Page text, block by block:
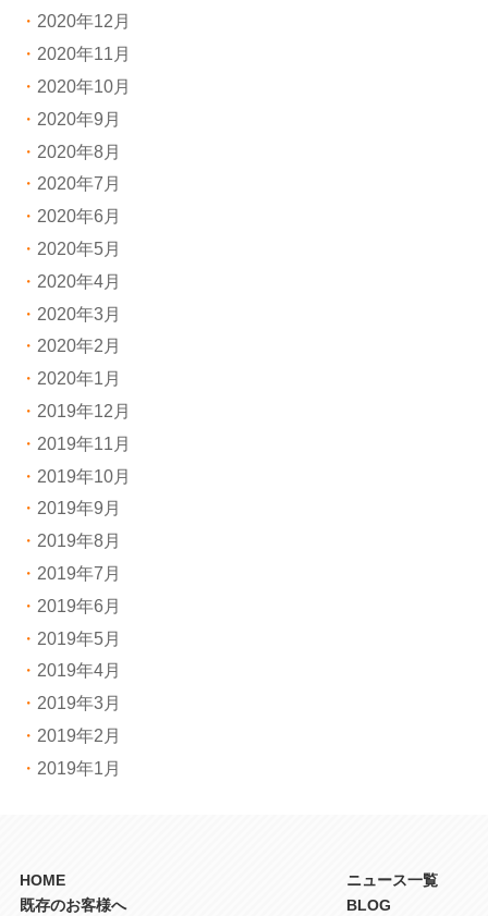
2020年12月
2020年11月
2020年10月
2020年9月
2020年8月
2020年7月
2020年6月
2020年5月
2020年4月
2020年3月
2020年2月
2020年1月
2019年12月
2019年11月
2019年10月
2019年9月
2019年8月
2019年7月
2019年6月
2019年5月
2019年4月
2019年3月
2019年2月
2019年1月
HOME
既存のお客様へ
ニュース一覧
BLOG